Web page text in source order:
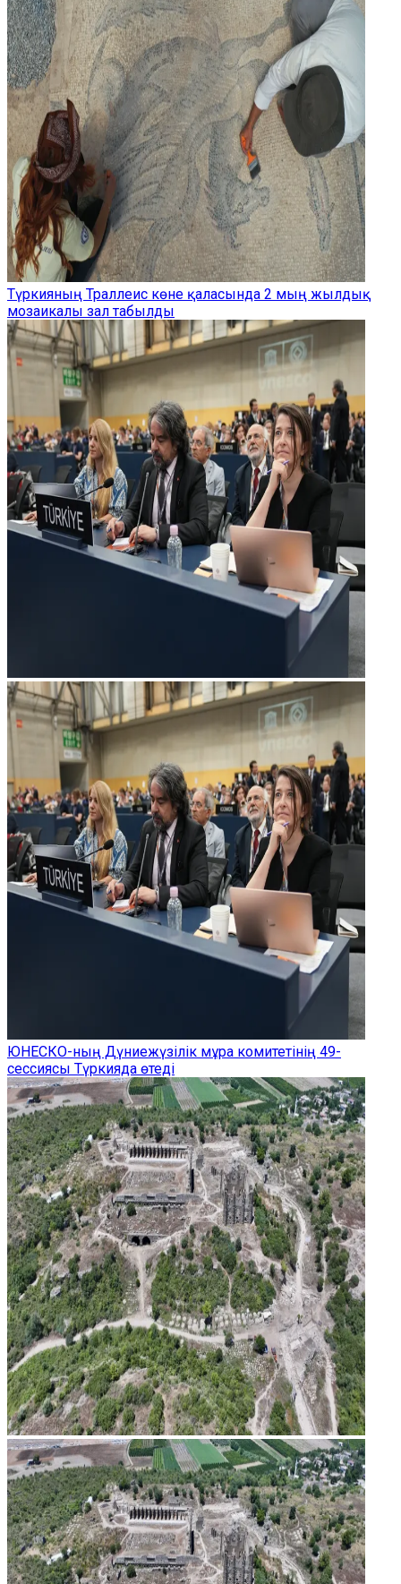
Түркияның Траллеис көне қаласында 2 мың жылдық
мозаикалы зал табылды
ЮНЕСКО-ның Дүниежүзілік мұра комитетінің 49-
сессиясы Түркияда өтеді